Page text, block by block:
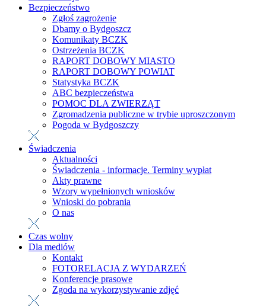
Bezpieczeństwo
Zgłoś zagrożenie
Dbamy o Bydgoszcz
Komunikaty BCZK
Ostrzeżenia BCZK
RAPORT DOBOWY MIASTO
RAPORT DOBOWY POWIAT
Statystyka BCZK
ABC bezpieczeństwa
POMOC DLA ZWIERZĄT
Zgromadzenia publiczne w trybie uproszczonym
Pogoda w Bydgoszczy
Świadczenia
Aktualności
Świadczenia - informacje. Terminy wypłat
Akty prawne
Wzory wypełnionych wniosków
Wnioski do pobrania
O nas
Czas wolny
Dla mediów
Kontakt
FOTORELACJA Z WYDARZEŃ
Konferencje prasowe
Zgoda na wykorzystywanie zdjęć